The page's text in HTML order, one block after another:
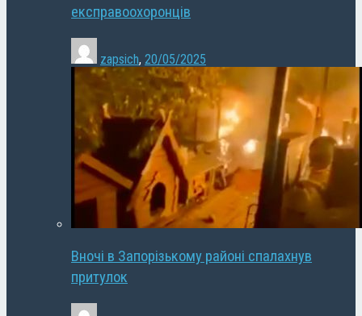
експравоохоронців
zapsich, 20/05/2025
Вночі в Запорізькому районі спалахнув
притулок